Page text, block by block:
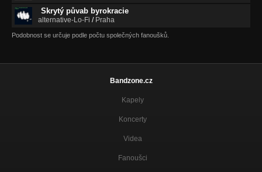
Skrytý půvab byrokracie
alternative-Lo-Fi / Praha
Podobnost se určuje podle počtu společných fanoušků.
Bandzone.cz
Kapely
Koncerty
Videa
Fanoušci